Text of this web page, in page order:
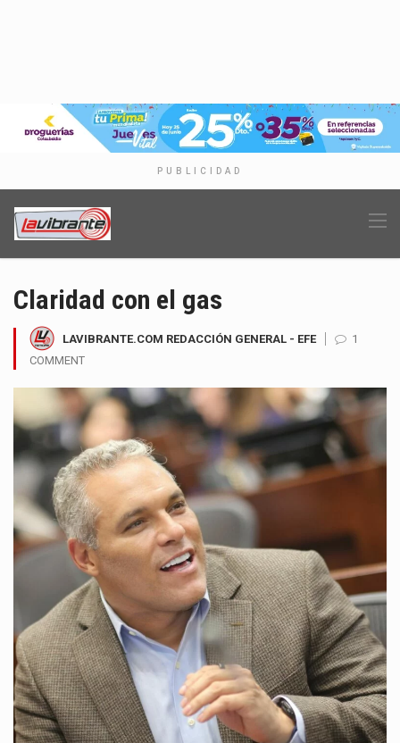
PUBLICIDAD
Claridad con el gas
LAVIBRANTE.COM REDACCIÓN GENERAL - EFE
1
COMMENT